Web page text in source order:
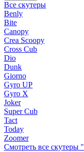
Все скутеры
Benly
Bite
Canopy
Crea Scoopy
Cross Cub
Dio
Dunk
Giorno
Gyro UP
Gyro X
Joker
Super Cub
Tact
Today
Zoomer
Смотреть все скутеры